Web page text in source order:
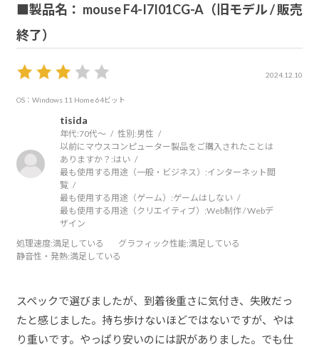
■製品名： mouse F4-I7I01CG-A（旧モデル / 販売
終了）
2024.12.10
OS：Windows 11 Home 64ビット
tisida
年代:70代～ 性別:男性
以前にマウスコンピューター製品をご購入されたことは
ありますか？:はい
最も使用する用途（一般・ビジネス）:インターネット閲
覧
最も使用する用途（ゲーム）:ゲームはしない
最も使用する用途（クリエイティブ）:Web制作 / Webデ
ザイン
処理速度:満足している グラフィック性能:満足している
静音性・発熱:満足している
スペックで選びましたが、到着後重さに気付き、失敗だっ
たと感じました。持ち歩けないほどではないですが、やは
り重いです。やっぱり安いのには訳がありました。でも仕